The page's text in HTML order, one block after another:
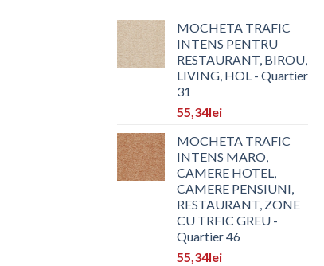
MOCHETA TRAFIC
INTENS PENTRU
RESTAURANT, BIROU,
LIVING, HOL - Quartier
31
55,34lei
MOCHETA TRAFIC
INTENS MARO,
CAMERE HOTEL,
CAMERE PENSIUNI,
RESTAURANT, ZONE
CU TRFIC GREU -
Quartier 46
55,34lei